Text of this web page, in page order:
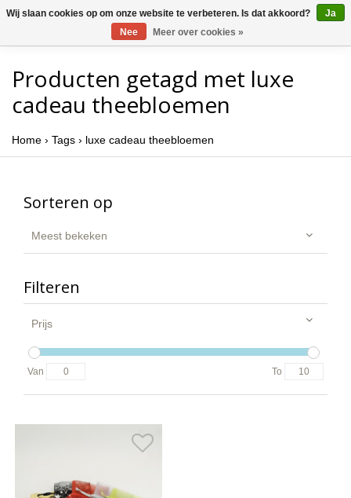
Producten getagd met luxe
cadeau theebloemen
Home › Tags › luxe cadeau theebloemen
Sorteren op
Meest bekeken
Filteren
Prijs
Van To
Wij slaan cookies op om onze website te verbeteren. Is dat akkoord?
Ja
Nee
Meer over cookies »